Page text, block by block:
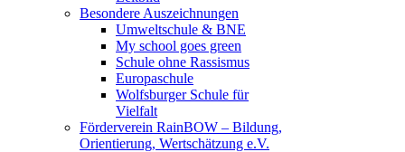
Besondere Auszeichnungen
Umweltschule & BNE
My school goes green
Schule ohne Rassismus
Europaschule
Wolfsburger Schule für
Vielfalt
Förderverein RainBOW – Bildung,
Orientierung, Wertschätzung e.V.